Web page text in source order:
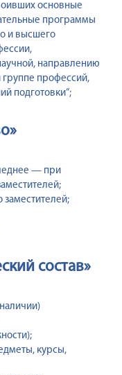
основные
программы
и высшего
направлению
группе профессий,
подготовки“;
— при
заместителей;
состав»
курсы,